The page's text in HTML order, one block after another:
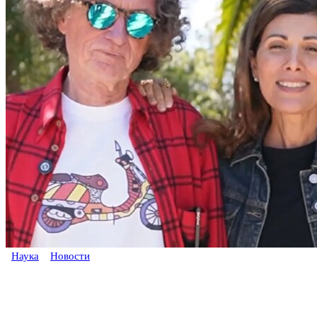
Наука Новости